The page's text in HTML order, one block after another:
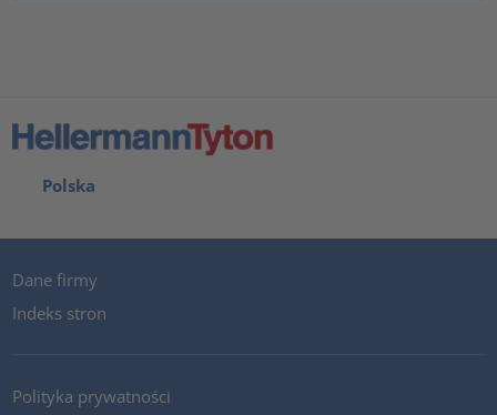
Polska
Dane firmy
Indeks stron
Polityka prywatności